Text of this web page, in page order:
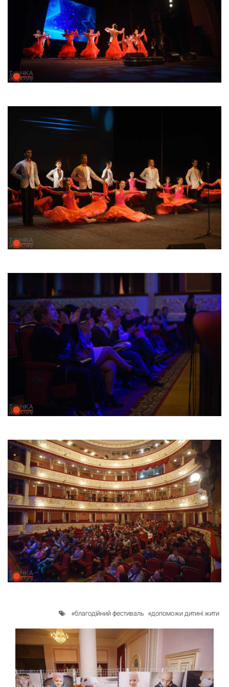
благодійний фестиваль допоможи дитині жити